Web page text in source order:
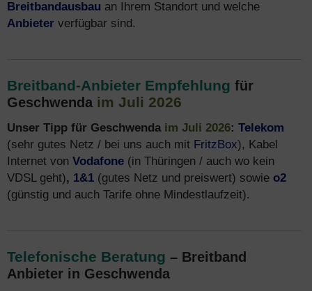
Breitbandausbau an Ihrem Standort und welche
Anbieter verfügbar sind.
Breitband-Anbieter Empfehlung für
Geschwenda im Juli 2026
Unser Tipp für Geschwenda im Juli 2026: Telekom
(sehr gutes Netz / bei uns auch mit FritzBox), Kabel
Internet von Vodafone (in Thüringen / auch wo kein
VDSL geht), 1&1 (gutes Netz und preiswert) sowie o2
(günstig und auch Tarife ohne Mindestlaufzeit).
Telefonische Beratung – Breitband
Anbieter in Geschwenda